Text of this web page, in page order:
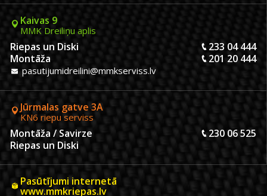
Kaivas 9
MMK Dreiliņu aplis
Riepas un Diski
233 04 444
Montāža
201 20 444
pasutijumidreilini@mmkserviss.lv
Jūrmalas gatve 3A
KN6 riepu serviss
Montāža / Savirze
230 06 525
Riepas un Diski
Pasūtījumi internetā
www.mmkriepas.lv